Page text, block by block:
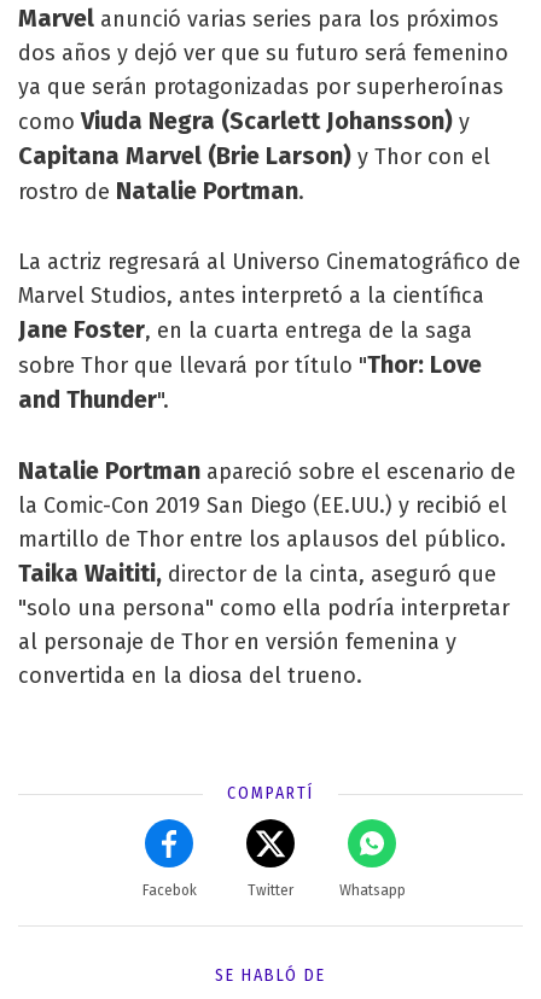
Marvel anunció varias series para los próximos
dos años y dejó ver que su futuro será femenino
ya que serán protagonizadas por superheroínas
comoViuda Negra (Scarlett Johansson) y
Capitana Marvel (Brie Larson) y Thor con el
rostro de Natalie Portman.
La actriz regresará al Universo Cinematográfico de
Marvel Studios, antes interpretó a la científica
Jane Foster, en la cuarta entrega de la saga
sobre Thor que llevará por título "Thor: Love
and Thunder".
Natalie Portman apareció sobre el escenario de
la Comic-Con 2019 San Diego (EE.UU.) y recibió el
martillo de Thor entre los aplausos del público.
Taika Waititi, director de la cinta, aseguró que
"solo una persona" como ella podría interpretar
al personaje de Thor en versión femenina y
convertida en la diosa del trueno.
COMPARTÍ
Facebok Twitter Whatsapp
SE HABLÓ DE